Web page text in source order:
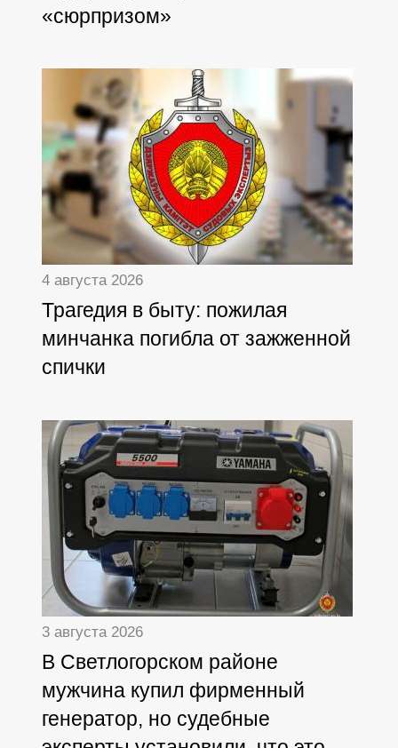
«сюрпризом»
4 августа 2026
Трагедия в быту: пожилая
минчанка погибла от зажженной
спички
3 августа 2026
В Светлогорском районе
мужчина купил фирменный
генератор, но судебные